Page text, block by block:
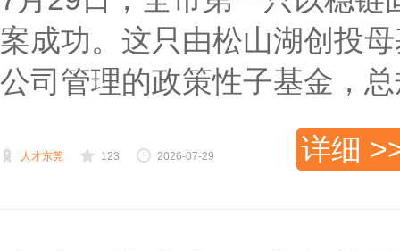
案成功。这只由松山湖创投
公司管理的政策性子基金，
人才东莞 123 2026-07-29 详细